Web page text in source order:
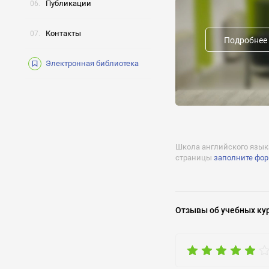
Публикации
Контакты
Электронная библиотека
Студенты,
последнего из
Предыдущие названия:
Форма обучения:
Лицензии:
№0000405 серия
Подробнее
Школа английского
страницы заполните
Отзывыоб учебных
Задать
Отклик на
Получение